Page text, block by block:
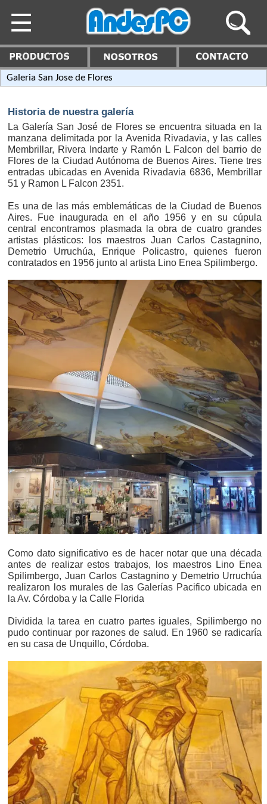
Galeria San Jose de Flores
Historia de nuestra galería
La Galería San José de Flores se encuentra situada en la
manzana delimitada por la Avenida Rivadavia, y las calles
Membrillar, Rivera Indarte y Ramón L Falcon del barrio de
Flores de la Ciudad Autónoma de Buenos Aires. Tiene tres
entradas ubicadas en Avenida Rivadavia 6836, Membrillar
51 y Ramon L Falcon 2351.
Es una de las más emblemáticas de la Ciudad de Buenos
Aires. Fue inaugurada en el año 1956 y en su cúpula
central encontramos plasmada la obra de cuatro grandes
artistas plásticos: los maestros Juan Carlos Castagnino,
Demetrio Urruchúa, Enrique Policastro, quienes fueron
contratados en 1956 junto al artista Lino Enea Spilimbergo.
Como dato significativo es de hacer notar que una década
antes de realizar estos trabajos, los maestros Lino Enea
Spilimbergo, Juan Carlos Castagnino y Demetrio Urruchúa
realizaron los murales de las Galerías Pacifico ubicada en
la Av. Córdoba y la Calle Florida
Dividida la tarea en cuatro partes iguales, Spilimbergo no
pudo continuar por razones de salud. En 1960 se radicaría
en su casa de Unquillo, Córdoba.